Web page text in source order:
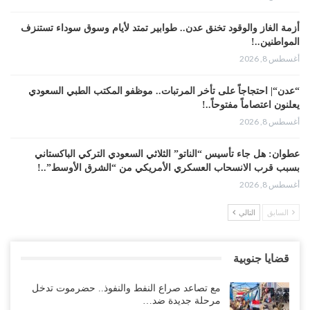
أزمة الغاز والوقود تخنق عدن.. طوابير تمتد لأيام وسوق سوداء تستنزف
المواطنين..!
أغسطس 8, 2026
“عدن“| احتجاجاً على تأخر المرتبات.. موظفو المكتب الطبي السعودي
يعلنون اعتصاماً مفتوحاً..!
أغسطس 8, 2026
عطوان: هل جاء تأسيس “الناتو” الثلاثي السعودي التركي الباكستاني
بسبب قرب الانسحاب العسكري الأمريكي من “الشرق الأوسط”..!
أغسطس 8, 2026
من حضرموت إلى عدن.. الانتقالي يصعّد ضد السعودية بعصيان مدني
إسكات الصوت الحضرمي..!
السابق التالي
قضايا جنوبية
مع تصاعد صراع النفط والنفوذ.. حضرموت تدخل
مرحلة جديدة ضد…